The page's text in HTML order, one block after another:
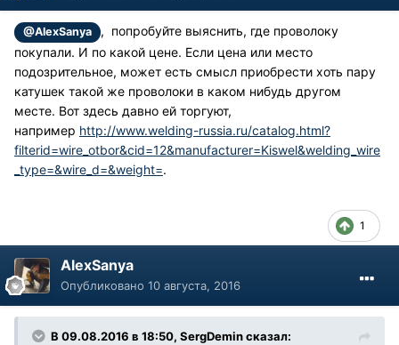
@AlexSanya
, попробуйте выяснить, где проволоку
покупали. И по какой цене. Если цена или место
подозрительное, может есть смысл приобрести хоть пару
катушек такой же проволоки в каком нибудь другом
месте. Вот здесь давно ей торгуют,
например http://www.welding-russia.ru/catalog.html?
filterid=wire_otbor&cid=12&manufacturer=Kiswel&welding_wire
_type=&wire_d=&weight=.
1
AlexSanya
Опубликовано 10 августа, 2016
В 09.08.2016 в 18:50, SergDemin сказал: